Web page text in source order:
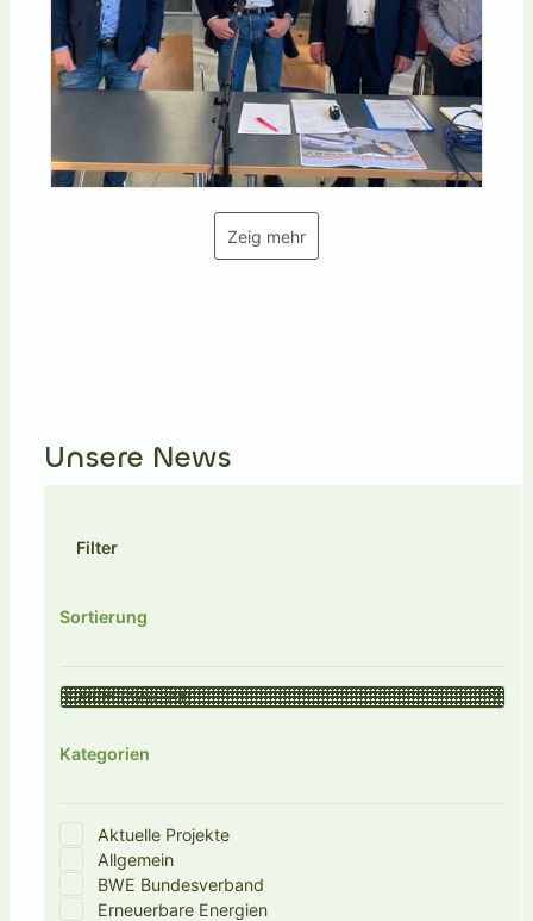
Gelegenheit zum direkten Austausch mit
Bürgermeister Denis Loeffke und den
Projektverantwortlichen Tobias Haßelmann
(Umwelt Management AG UMaAG), Tobias
Klaas-Witt (Harz Energie GmbH & Co. KG)
und Heiko Ross (Umwelt Management AG
💪 Das Ziel des Projekts ist klar: Ilsenburg
Bakenröder Straße. Die Anlage soll nach
Zusätzlich werden Photovoltaikflächen und
Wärmeversorgung nutzbar zu machen.
🗝️ Für den Betrieb kommen ausschließlich
nachhaltig zertifizierte Biomassearten
infrage – darunter Landschaftspflegeholz
sollen möglichst lokal und regional
bezogen werd...
Zeig mehr
Unsere News
Filter
Sortierung
Kategorien
Aktuelle Projekte
Allgemein
BWE Bundesverband
Erneuerbare Energien